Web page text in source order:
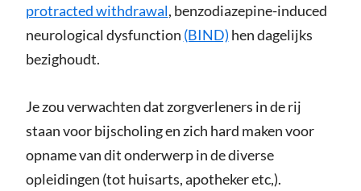
protracted withdrawal, benzodiazepine-induced
neurological dysfunction (BIND) hen dagelijks
bezighoudt.
Je zou verwachten dat zorgverleners in de rij
staan voor bijscholing en zich hard maken voor
opname van dit onderwerp in de diverse
opleidingen (tot huisarts, apotheker etc,).